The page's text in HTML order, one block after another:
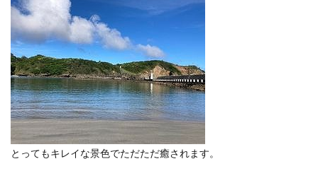
とってもキレイな景色でただただ癒されます。